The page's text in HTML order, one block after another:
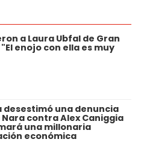
a Laura Ubfal de Gran
enojo con ella es muy
desestimó una denuncia
Nara contra Alex Caniggia
una millonaria
económica